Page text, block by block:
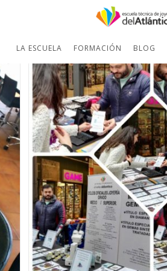
LA ESCUELA FORMACIÓN BLOG